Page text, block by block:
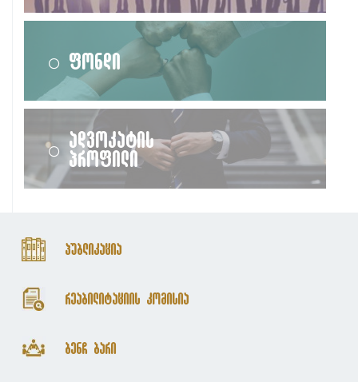
ფონდი
ადვოკატის
პროფილი
პუბლიკაცია
რეაბილიტაციის კომისია
ბენჩ ბარი